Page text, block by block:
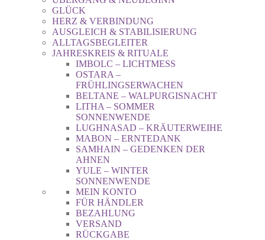
GLÜCK
HERZ & VERBINDUNG
AUSGLEICH & STABILISIERUNG
ALLTAGSBEGLEITER
JAHRESKREIS & RITUALE
IMBOLC – LICHTMESS
OSTARA –
FRÜHLINGSERWACHEN
BELTANE – WALPURGISNACHT
LITHA – SOMMER
SONNENWENDE
LUGHNASAD – KRÄUTERWEIHE
MABON – ERNTEDANK
SAMHAIN – GEDENKEN DER
AHNEN
YULE – WINTER
SONNENWENDE
MEIN KONTO
FÜR HÄNDLER
BEZAHLUNG
VERSAND
RÜCKGABE